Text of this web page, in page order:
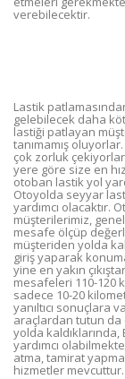
verebilecektir.
Lastik
gelebilecek daha
lastiği patlayan
tanımamış
çok zorluk
yere göre size en
otoban lastik yol
Otoyolda seyyar
yardımcı olacaktır.
müşterilerimiz,
mesafe ölçüp
müşteriden yolda
giriş yaparak
yine en yakın
mesafeleri 110-120
sadece 10-20
yanıltıcı sonuçlara
araçlardan tutun da
yolda
yardımcı
atma, tamirat
hizmetler mevcuttur.